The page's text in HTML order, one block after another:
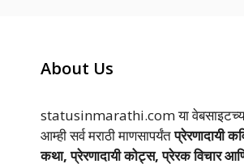
About Us
statusinmarathi.com या
आम्ही सर्व मराठी माणसापर्यंतप्रेरणादायी
कथा, प्रेरणादायी कोट्स, प्रेरक विचार